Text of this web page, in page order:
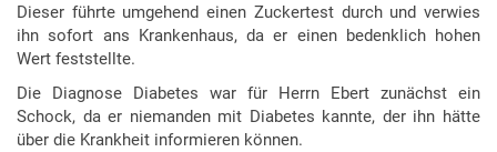
Dieser führte umgehend einen Zuckertest durch und verwies
ihn sofort ans Krankenhaus, da er einen bedenklich hohen
Wert feststellte.
Die Diagnose Diabetes war für Herrn Ebert zunächst ein
Schock, da er niemanden mit Diabetes kannte, der ihn hätte
über die Krankheit informieren können.